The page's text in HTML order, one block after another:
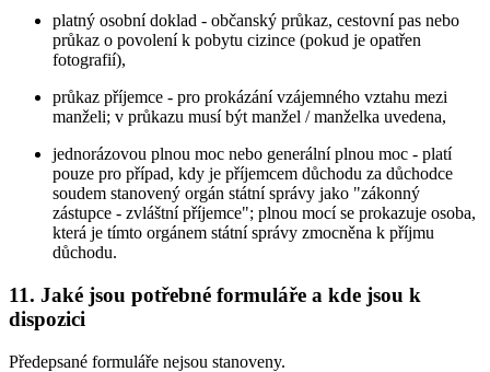
platný osobní doklad - občanský průkaz, cestovní pas nebo
průkaz o povolení k pobytu cizince (pokud je opatřen
fotografií),
průkaz příjemce - pro prokázání vzájemného vztahu mezi
manželi; v průkazu musí být manžel / manželka uvedena,
jednorázovou plnou moc nebo generální plnou moc - platí
pouze pro případ, kdy je příjemcem důchodu za důchodce
soudem stanovený orgán státní správy jako "zákonný
zástupce - zvláštní příjemce"; plnou mocí se prokazuje osoba,
která je tímto orgánem státní správy zmocněna k příjmu
důchodu.
11. Jaké jsou potřebné formuláře a kde jsou k
dispozici
Předepsané formuláře nejsou stanoveny.